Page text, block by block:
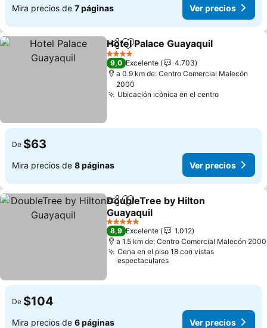
Mira precios de 7 páginas Ver precios
CompartirAgregar a favoritos
Hotel Palace Guayaquil
4 Estrellas
9,0 Excelente
4.703
a 0.9 km de: Centro Comercial Malecón
2000
Ubicación icónica en el centroVer
De $63
Mira precios de 8 páginas Ver precios
CompartirAgregar a favoritos
DoubleTree by Hilton
Guayaquil
Ver precios
5 Estrellas
8,9 Excelente
1.012
a 1.5 km de: Centro Comercial Malecón 2000
Cena en el piso 18 con vistas
espectaculares
De $104
Mira precios de 6 páginas Ver precios